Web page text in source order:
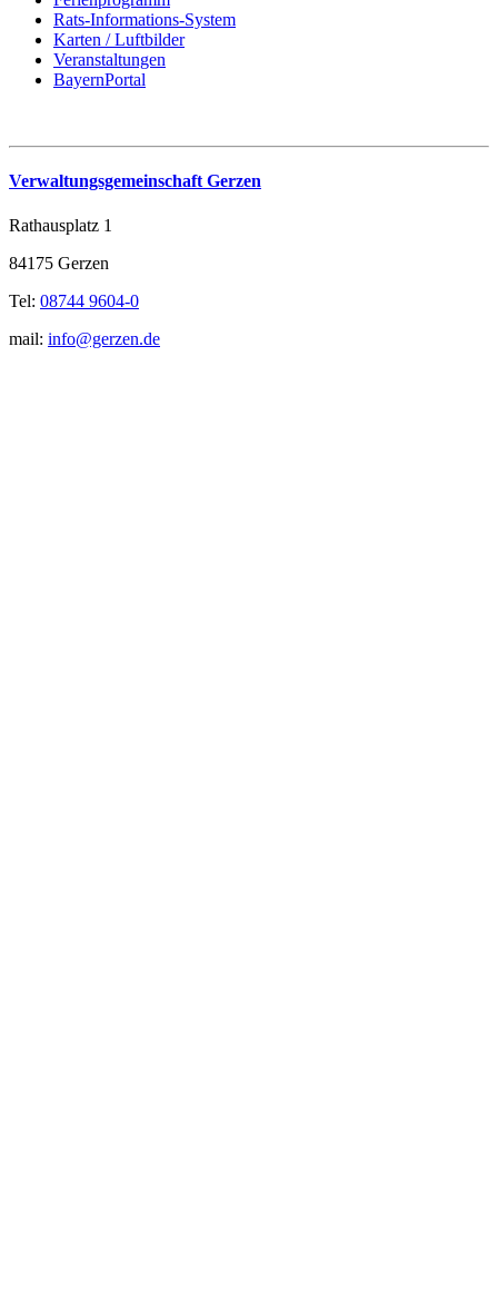
Rats-Informations-System
Karten / Luftbilder
Veranstaltungen
BayernPortal
Verwaltungsgemeinschaft Gerzen
Rathausplatz 1
84175 Gerzen
Tel: 08744 9604-0
mail: info@gerzen.de